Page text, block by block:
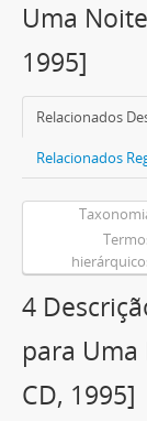
Uma
1995]
Relacionados
Relacionados
4
para Uma
CD, 1995]